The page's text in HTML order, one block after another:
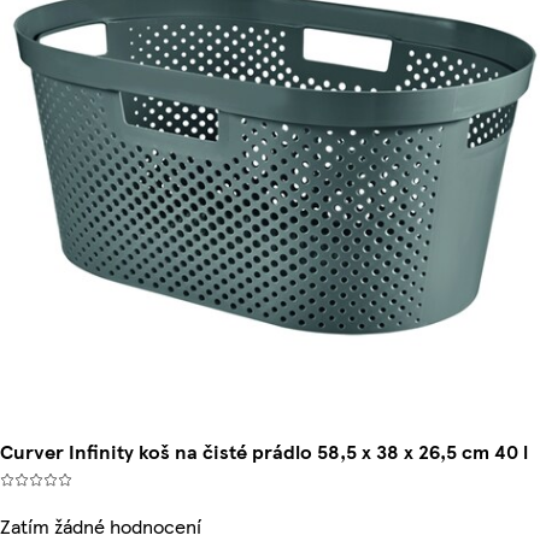
Curver Infinity koš na čisté prádlo 58,5 x 38 x 26,5 cm 40 l
Zatím žádné hodnocení